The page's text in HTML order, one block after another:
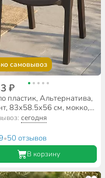
самовывоз
₽
пластик, Альтернатива,
83х58.5х56 см, мокко,
М8943сегодня
•50 отзывов
В корзину